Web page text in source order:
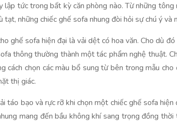
lập tức trong bất kỳ căn phòng nào. Từ những
tạt, những chiếc ghế sofa nhung đòi hỏi sự chú ý
ghế sofa hiện đại là vải dệt có hoa văn. Cho dù
thông thường thành một tác phẩm nghệ thuật.
cách chọn các màu bổ sung từ bên trong mẫu
thị giác.
táo bạo và rực rỡ khi chọn một chiếc ghế sofa
mang đến bầu không khí sang trọng đồng